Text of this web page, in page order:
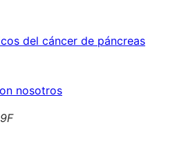
del cáncer de páncreas
nosotros